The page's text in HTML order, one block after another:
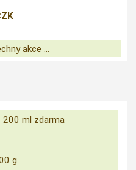
akce ...
200 ml zdarma
g